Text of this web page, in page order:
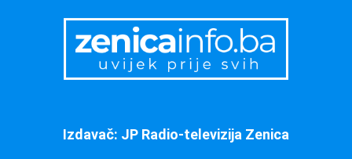
Izdavač: JP Radio-televizija Zenica